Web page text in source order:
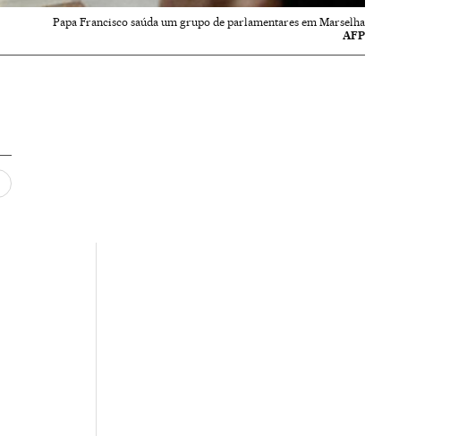
Papa Francisco saúda um grupo de parlamentares em Marselha
AFP